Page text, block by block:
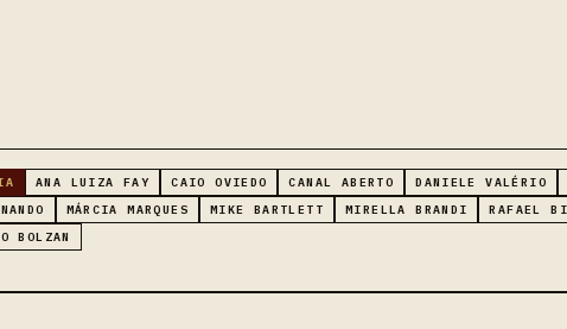
ANA LUIZA FAY CAIO OVIEDO CANAL ABERTO DANIELE VALÉRIO
MÁRCIA MARQUES MIKE BARTLETT MIRELLA BRANDI
RAFAEL
BOLZAN